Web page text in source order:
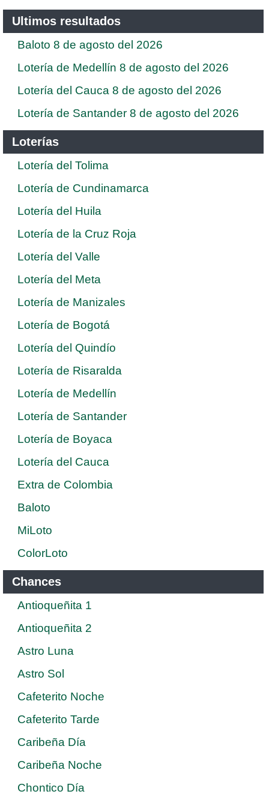
Ultimos resultados
Baloto 8 de agosto del 2026
Lotería de Medellín 8 de agosto del 2026
Lotería del Cauca 8 de agosto del 2026
Lotería de Santander 8 de agosto del 2026
Loterías
Lotería del Tolima
Lotería de Cundinamarca
Lotería del Huila
Lotería de la Cruz Roja
Lotería del Valle
Lotería del Meta
Lotería de Manizales
Lotería de Bogotá
Lotería del Quindío
Lotería de Risaralda
Lotería de Medellín
Lotería de Santander
Lotería de Boyaca
Lotería del Cauca
Extra de Colombia
Baloto
MiLoto
ColorLoto
Chances
Antioqueñita 1
Antioqueñita 2
Astro Luna
Astro Sol
Cafeterito Noche
Cafeterito Tarde
Caribeña Día
Caribeña Noche
Chontico Día